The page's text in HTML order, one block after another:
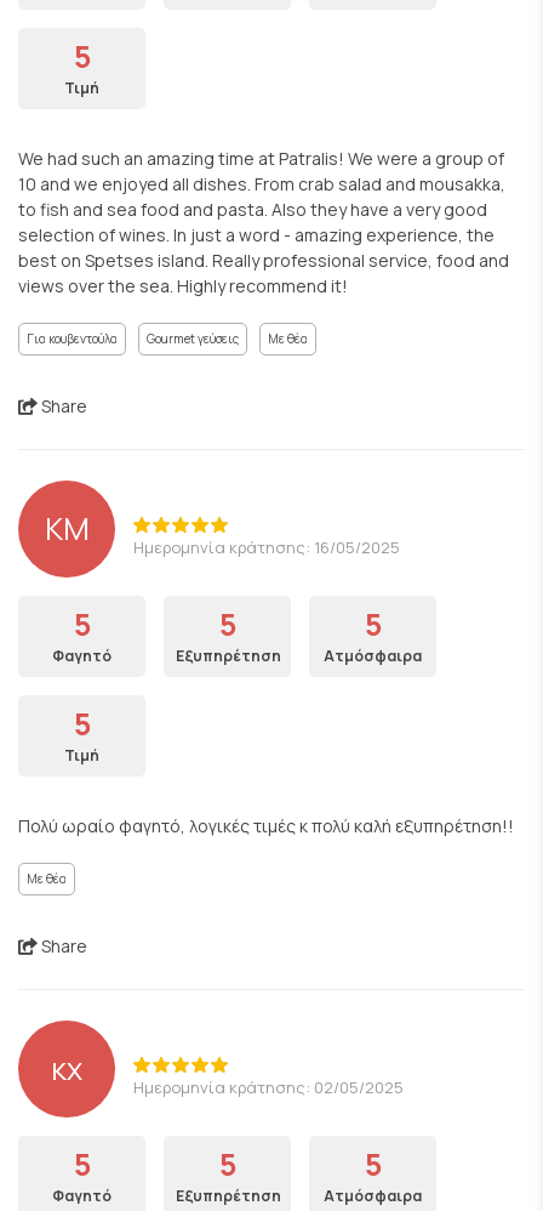
5
Τιμή
We had such an amazing time at Patralis! We were a group of
10 and we enjoyed all dishes. From crab salad and mousakka,
to fish and sea food and pasta. Also they have a very good
selection of wines. In just a word - amazing experience, the
best on Spetses island. Really professional service, food and
views over the sea. Highly recommend it!
Για κουβεντούλα Gourmet γεύσεις Με θέα
Share
KM Ημερομηνία κράτησης: 16/05/2025
5
Φαγητό
5
Εξυπηρέτηση
5
Ατμόσφαιρα
5
Τιμή
Πολύ ωραίο φαγητό, λογικές τιμές κ πολύ καλή εξυπηρέτηση!!
Με θέα
Share
κχ Ημερομηνία κράτησης: 02/05/2025
5
Φαγητό
5
Εξυπηρέτηση
5
Ατμόσφαιρα